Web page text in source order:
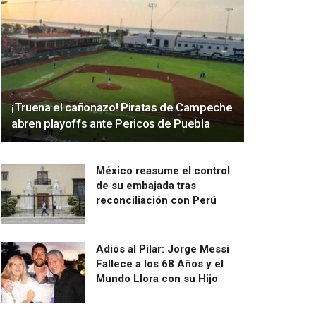
¡Truena el cañonazo! Piratas de Campeche
abren playoffs ante Pericos de Puebla
México reasume el control
de su embajada tras
reconciliación con Perú
Adiós al Pilar: Jorge Messi
Fallece a los 68 Años y el
Mundo Llora con su Hijo